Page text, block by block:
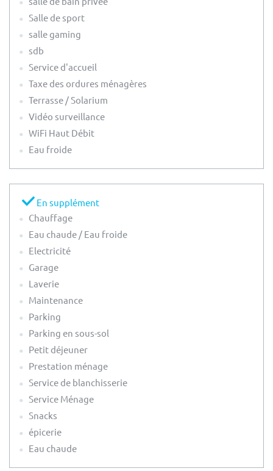
Salle de sport
salle gaming
sdb
Service d'accueil
Taxe des ordures ménagères
Terrasse / Solarium
Vidéo surveillance
WiFi Haut Débit
Eau froide
En supplément
Chauffage
Eau chaude / Eau froide
Electricité
Garage
Laverie
Maintenance
Parking
Parking en sous-sol
Petit déjeuner
Prestation ménage
Service de blanchisserie
Service Ménage
Snacks
épicerie
Eau chaude